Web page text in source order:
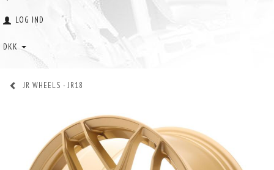
LOG IND
DKK
JR WHEELS - JR18